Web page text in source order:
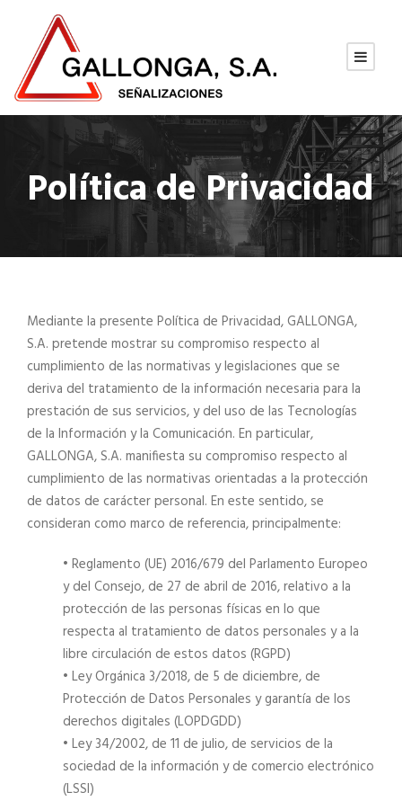
Política de Privacidad
Mediante la presente Política de Privacidad, GALLONGA,
S.A. pretende mostrar su compromiso respecto al
cumplimiento de las normativas y legislaciones que se
deriva del tratamiento de la información necesaria para la
prestación de sus servicios, y del uso de las Tecnologías
de la Información y la Comunicación. En particular,
GALLONGA, S.A. manifiesta su compromiso respecto al
cumplimiento de las normativas orientadas a la protección
de datos de carácter personal. En este sentido, se
consideran como marco de referencia, principalmente:
• Reglamento (UE) 2016/679 del Parlamento Europeo
y del Consejo, de 27 de abril de 2016, relativo a la
protección de las personas físicas en lo que
respecta al tratamiento de datos personales y a la
libre circulación de estos datos (RGPD)
• Ley Orgánica 3/2018, de 5 de diciembre, de
Protección de Datos Personales y garantía de los
derechos digitales (LOPDGDD)
• Ley 34/2002, de 11 de julio, de servicios de la
sociedad de la información y de comercio electrónico
(LSSI)